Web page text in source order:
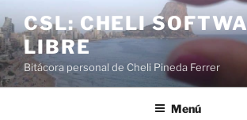
al
contenido
CSL: CHELI
LIBRE
Bitácora personal de Cheli Pineda Ferrer
Menú